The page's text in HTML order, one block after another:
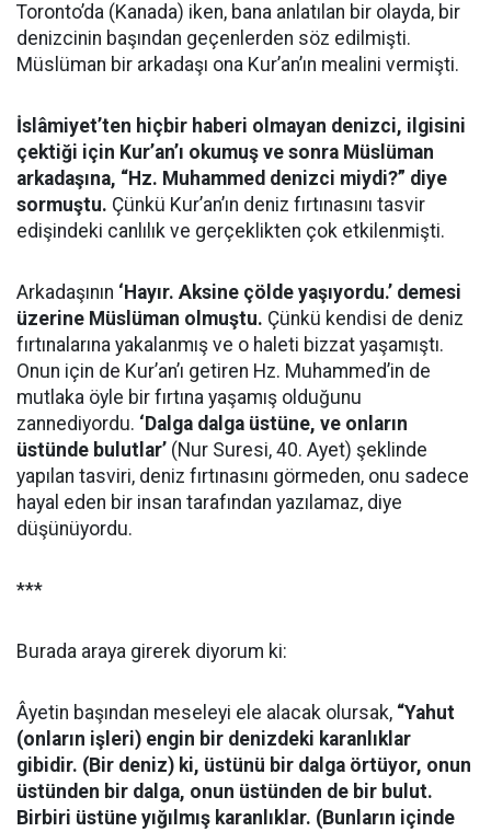
Toronto’da (Kanada) iken, bana anlatılan bir olayda, bir
denizcinin başından geçenlerden söz edilmişti.
Müslüman bir arkadaşı ona Kur’an’ın mealini vermişti.
İslâmiyet’ten hiçbir haberi olmayan denizci, ilgisini
çektiği için Kur’an’ı okumuş ve sonra Müslüman
arkadaşına, “Hz. Muhammed denizci miydi?” diye
sormuştu. Çünkü Kur’an’ın deniz fırtınasını tasvir
edişindeki canlılık ve gerçeklikten çok etkilenmişti.
Arkadaşının ‘Hayır. Aksine çölde yaşıyordu.’ demesi
üzerine Müslüman olmuştu. Çünkü kendisi de deniz
fırtınalarına yakalanmış ve o haleti bizzat yaşamıştı.
Onun için de Kur’an’ı getiren Hz. Muhammed’in de
mutlaka öyle bir fırtına yaşamış olduğunu
zannediyordu. ‘Dalga dalga üstüne, ve onların
üstünde bulutlar’ (Nur Suresi, 40. Ayet) şeklinde
yapılan tasviri, deniz fırtınasını görmeden, onu sadece
hayal eden bir insan tarafından yazılamaz, diye
düşünüyordu.
***
Burada araya girerek diyorum ki:
Âyetin başından meseleyi ele alacak olursak, “Yahut
(onların işleri) engin bir denizdeki karanlıklar
gibidir. (Bir deniz) ki, üstünü bir dalga örtüyor, onun
üstünden bir dalga, onun üstünden de bir bulut.
Birbiri üstüne yığılmış karanlıklar. (Bunların içinde